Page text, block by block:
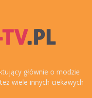
głównie o modzie
wiele innych ciekawych